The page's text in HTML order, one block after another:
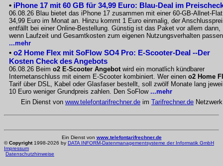
• iPhone 17 mit 60 GB für 34,99 Euro: Blau-Deal im
06.08.26 Blau bietet das iPhone 17 zusammen mit einer 60-GB-Allnet-
34,99 Euro im Monat an. Hinzu kommt 1 Euro einmalig, der
entfällt bei einer Online-Bestellung. Günstig ist das Paket vor allem dann,
wenn Laufzeit und Gesamtkosten zum eigenen Nutzungsverhalten
...mehr
• o2 Home Flex mit SoFlow SO4 Pro: E-Scooter-Deal --Der
Kosten Check des Angebots
06.08.26 Beim o2 E-Scooter Angebotwird ein monatlich kündbarer
Internetanschluss mit einem E-Scooter kombiniert. Wer einen o2 Home
Tarif über DSL, Kabel oder Glasfaser bestellt, soll zwölf Monate lang
10 Euro weniger Grundpreis zahlen. Den SoFlow ...mehr
Ein Dienst von www.telefontarifrechner.de im Tarifrechner.de Netzwerk
Ein Dienst von www.telefontarifrechner.de
©Copyright1998-2026 by DATA INFORM-Datenmanagementsysteme der Informatik GmbH
Impressum
Datenschutzhinweise